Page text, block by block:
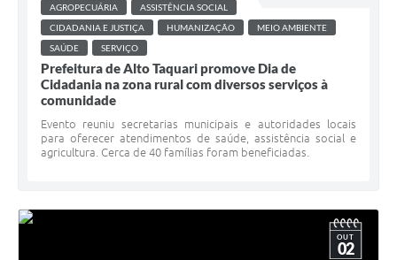
AGROPECUÁRIA
ASSISTÊNCIA SOCIAL
CIDADANIA E JUSTIÇA
HUMANIZAÇÃO
MEIO AMBIENTE
SAÚDE
SERVIÇO
Prefeitura de Alto Taquari promove Dia de
Cidadania na zona rural com diversos serviços à
comunidade
Evento reuniu secretarias municipais e autoridades locais
para oferecer atendimentos de saúde, assistência social e
agricultura. Cerca de 40 famílias foram beneficiadas.
OUT
02